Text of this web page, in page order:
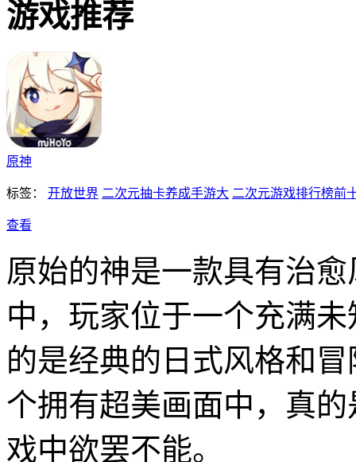
游戏推荐
原神
标签： 开放世界 二次元抽卡养成手游大 二次元游戏排行榜前
查看
原始的神是一款具有治
中，玩家位于一个充满
的是经典的日式风格和
个拥有超美画面中，真
戏中欲罢不能。